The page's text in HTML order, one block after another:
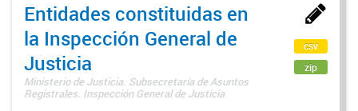
Entidades constituidas en
la Inspección General de
Justicia
Ministerio de Justicia. Subsecretaría de Asuntos
Registrales. Inspección General de Justicia
csv
zip